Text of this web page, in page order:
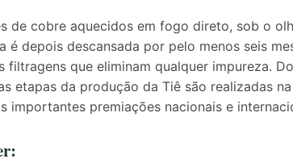
de cobre aquecidos em fogo direto, sob o
é depois descansada por pelo menos seis
filtragens que eliminam qualquer impureza.
etapas da produção da Tiê são realizadas
importantes premiações nacionais e